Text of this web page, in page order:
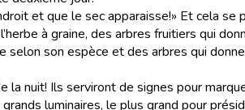
et que le sec apparaisse!» Et cela se
à graine, des arbres fruitiers qui
selon son espèce et des arbres qui
la nuit! Ils serviront de signes pour
luminaires, le plus grand pour